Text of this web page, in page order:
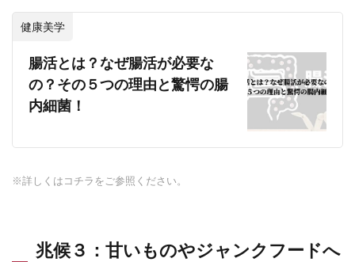
健康美学
腸活とは？なぜ腸活が必要な
の？その５つの理由と驚愕の腸
内細菌！
※詳しくはコチラをご参照ください。
兆候３：甘いものやジャンクフードへ